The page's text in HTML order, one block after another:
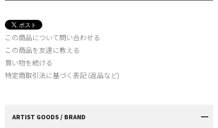
この商品について問い合わせる
この商品を友達に教える
買い物を続ける
特定商取引法に基づく表記 (返品など)
ARTIST GOODS / BRAND